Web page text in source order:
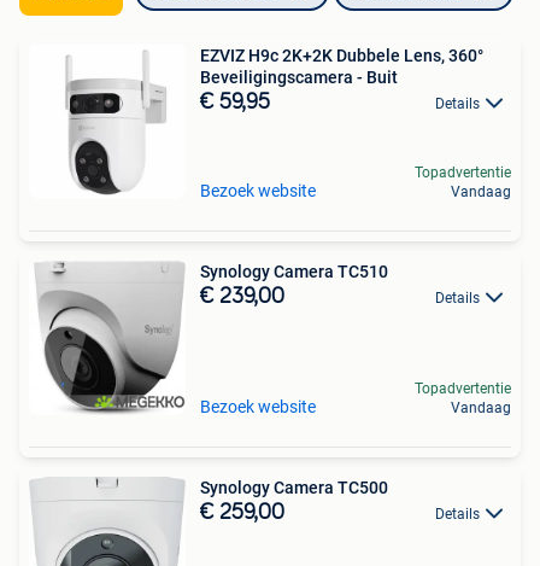
EZVIZ H9c 2K+2K Dubbele Lens, 360°
Beveiligingscamera - Buit
€ 59,95 Details
Bezoek website
Topadvertentie
Vandaag
Synology Camera TC510
€ 239,00 Details
Bezoek website
Topadvertentie
Vandaag
Synology Camera TC500
€ 259,00 Details